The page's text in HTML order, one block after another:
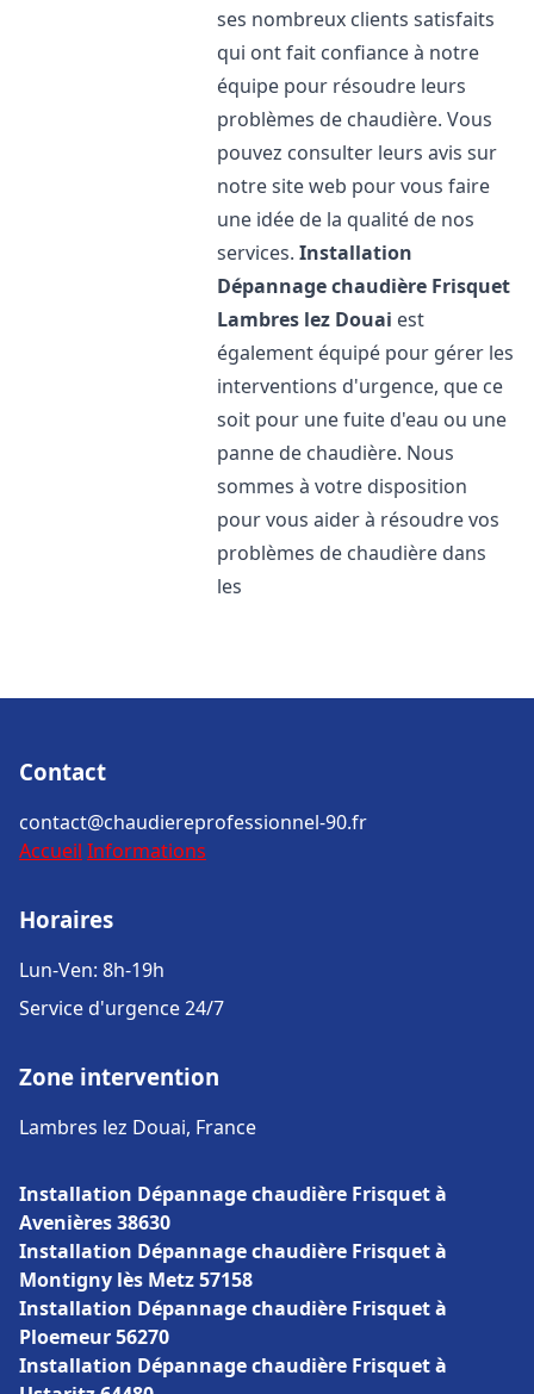
ses nombreux clients satisfaits
qui ont fait confiance à notre
équipe pour résoudre leurs
problèmes de chaudière. Vous
pouvez consulter leurs avis sur
notre site web pour vous faire
une idée de la qualité de nos
services.Installation
Dépannage chaudière Frisquet
Lambres lez Douai est
également équipé pour gérer les
interventions d'urgence, que ce
soit pour une fuite d'eau ou une
panne de chaudière. Nous
sommes à votre disposition
pour vous aider à résoudre vos
problèmes de chaudière dans
les
Contact
contact@chaudiereprofessionnel-90.fr
Accueil Informations
Horaires
Lun-Ven: 8h-19h
Service d'urgence 24/7
Zone intervention
Lambres lez Douai, France
Installation Dépannage chaudière Frisquet à
Avenières 38630
Installation Dépannage chaudière Frisquet à
Montigny lès Metz 57158
Installation Dépannage chaudière Frisquet à
Ploemeur 56270
Installation Dépannage chaudière Frisquet à